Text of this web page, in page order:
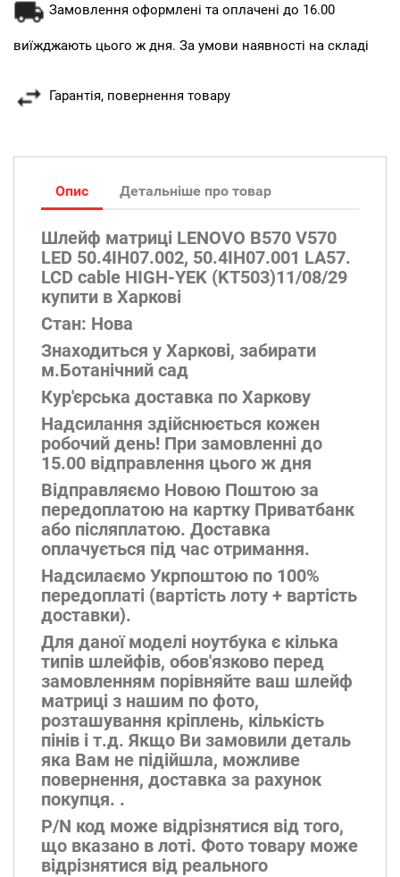
Замовлення оформлені та оплачені до 16.00
виїжджають цього ж дня. За умови наявності на складі
Гарантія, повернення товару
Опис Детальніше про товар
Шлейф матриці LENOVO B570 V570
LED 50.4IH07.002, 50.4IH07.001 LA57.
LCD cable HIGH-YEK (KT503)11/08/29
купити в Харкові
Стан: Нова
Знаходиться у Харкові, забирати
м.Ботанічний сад
Кур'єрська доставка по Харкову
Надсилання здійснюється кожен
робочий день! При замовленні до
15.00 відправлення цього ж дня
Відправляємо Новою Поштою за
передоплатою на картку Приватбанк
або післяплатою. Доставка
оплачується під час отримання.
Надсилаємо Укрпоштою по 100%
передоплаті (вартість лоту + вартість
доставки).
Для даної моделі ноутбука є кілька
типів шлейфів, обов'язково перед
замовленням порівняйте ваш шлейф
матриці з нашим по фото,
розташування кріплень, кількість
пінів і т.д. Якщо Ви замовили деталь
яка Вам не підійшла, можливе
повернення, доставка за рахунок
покупця. .
P/N код може відрізнятися від того,
що вказано в лоті. Фото товару може
відрізнятися від реального